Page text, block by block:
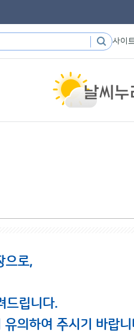
사이
으로,
드립니다.
의하여 주시기 바랍니